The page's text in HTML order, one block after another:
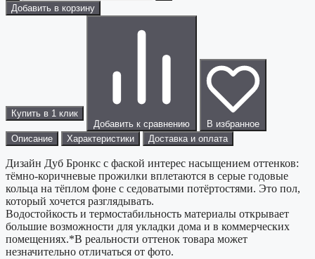
Добавить в корзину
Купить в 1 клик
Добавить к сравнению
В избранное
Описание
Характеристики Доставка и оплата
Дизайн Дуб Бронкс с фаской интерес насыщением оттенков:
тёмно-коричневые прожилки вплетаются в серые годовые
кольца на тёплом фоне с седоватыми потёртостями. Это пол,
который хочется разглядывать.
Водостойкость и термостабильность материалы открывает
большие возможности для укладки дома и в коммерческих
помещениях.*В реальности оттенок товара может
незначительно отличаться от фото.